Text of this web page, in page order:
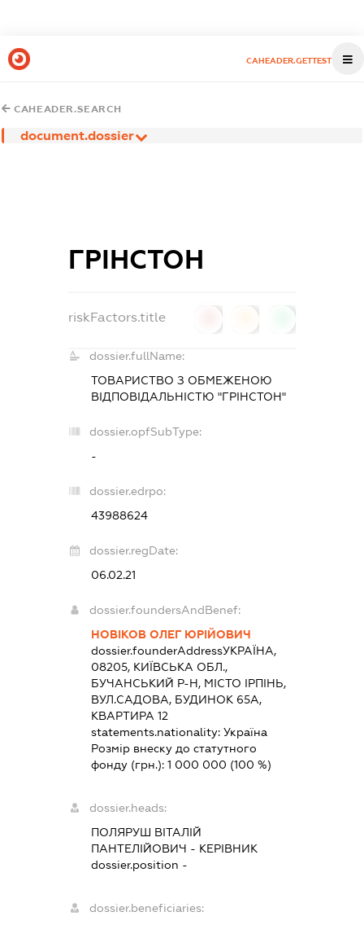
CAHEADER.GETTEST
CAHEADER.SEARCH
document.dossier
ГРІНСТОН
riskFactors.title
dossier.fullName:
ТОВАРИСТВО З ОБМЕЖЕНОЮ
ВІДПОВІДАЛЬНІСТЮ "ГРІНСТОН"
dossier.opfSubType:
-
dossier.edrpo:
43988624
dossier.regDate:
06.02.21
dossier.foundersAndBenef:
НОВІКОВ ОЛЕГ ЮРІЙОВИЧ
dossier.founderAddressУКРАЇНА,
08205, КИЇВСЬКА ОБЛ.,
БУЧАНСЬКИЙ Р-Н, МІСТО ІРПІНЬ,
ВУЛ.САДОВА, БУДИНОК 65А,
КВАРТИРА 12
statements.nationality: Україна
Розмір внеску до статутного
фонду (грн.): 1 000 000 (100 %)
dossier.heads:
ПОЛЯРУШ ВІТАЛІЙ
ПАНТЕЛІЙОВИЧ - КЕРІВНИК
dossier.position -
dossier.beneficiaries: